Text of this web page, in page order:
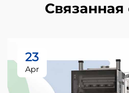
Связанная
23
Apr